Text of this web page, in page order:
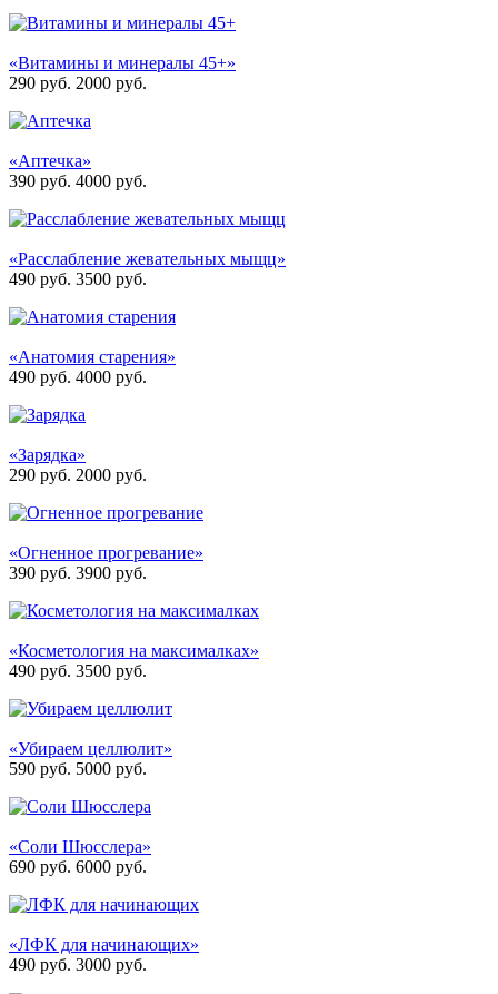
«Витамины и минералы 45+»
290 руб. 2000 руб.
«Аптечка»
390 руб. 4000 руб.
«Расслабление жевательных мыщц»
490 руб. 3500 руб.
«Анатомия старения»
490 руб. 4000 руб.
«Зарядка»
290 руб. 2000 руб.
«Огненное прогревание»
390 руб. 3900 руб.
«Косметология на максималках»
490 руб. 3500 руб.
«Убираем целлюлит»
590 руб. 5000 руб.
«Соли Шюсслера»
690 руб. 6000 руб.
«ЛФК для начинающих»
490 руб. 3000 руб.